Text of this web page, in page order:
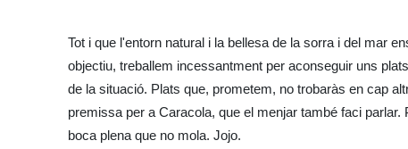
Tot i que l'entorn natural i la bellesa de la sorra i del mar
objectiu, treballem incessantment per aconseguir uns
de la situació. Plats que, prometem, no trobaràs en cap
premissa per a Caracola, que el menjar també faci parlar.
boca plena que no mola. Jojo.